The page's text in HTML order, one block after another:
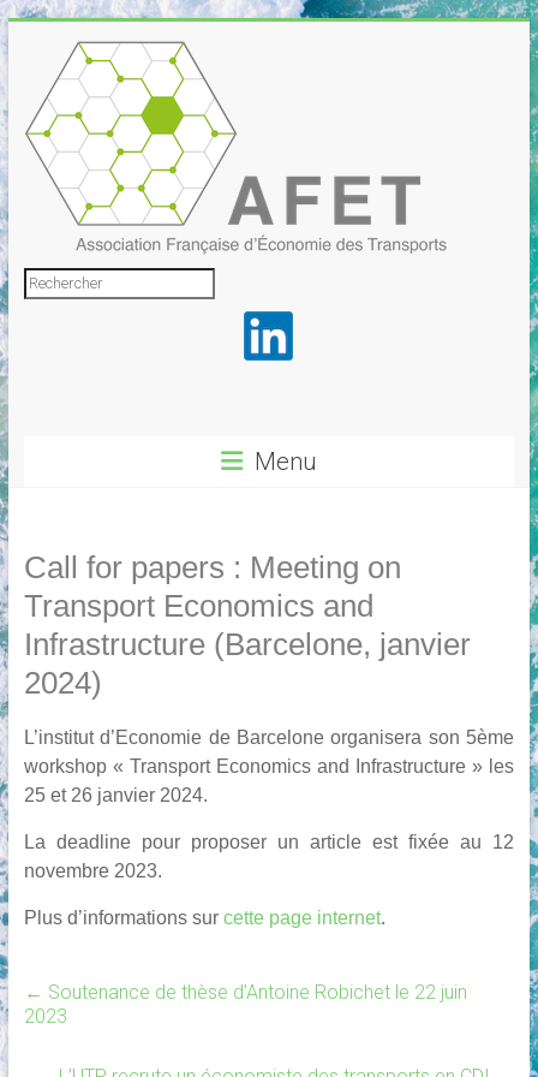
content
Association
Transports
Menu
Call for papers : Meeting on
Transport Economics and
Infrastructure (Barcelone, janvier
2024)
L’institut d’Economie de Barcelone organisera son 5ème
workshop « Transport Economics and Infrastructure » les
25 et 26 janvier 2024.
La deadline pour proposer un article est fixée au 12
novembre 2023.
Plus d’informations sur cette page internet.
← Soutenance de thèse d’Antoine Robichet le 22 juin
2023